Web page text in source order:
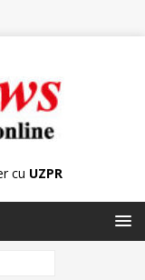
cu UZPR